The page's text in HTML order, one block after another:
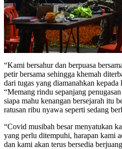
“Kami bersahur dan berpuasa
petir bersama sehingga khemah
dari tugas yang diamanahkan kepada
“Memang rindu sepanjang
siapa mahu kenangan bersejarah itu
ratusan ribu nyawa seperti sedang
“Covid musibah besar menyatukan
yang perlu ditempuhi, harapan kami
dan kami akan terus bersedia